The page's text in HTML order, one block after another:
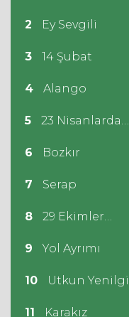
2 Ey Sevgili
3 14 Şubat
4 Alango
5 23 Nisanlarda…
6 Bozkır
7 Serap
8 29 Ekimler…
9 Yol Ayrımı
10 Utkun Yenilgi
11 Karakız